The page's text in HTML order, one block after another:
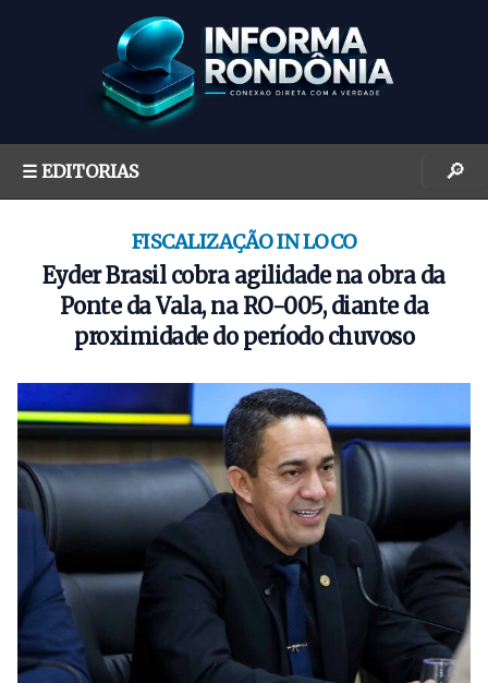
☰ EDITORIAS 🔎
FISCALIZAÇÃO IN LOCO
Eyder Brasil cobra agilidade na obra da
Ponte da Vala, na RO-005, diante da
proximidade do período chuvoso